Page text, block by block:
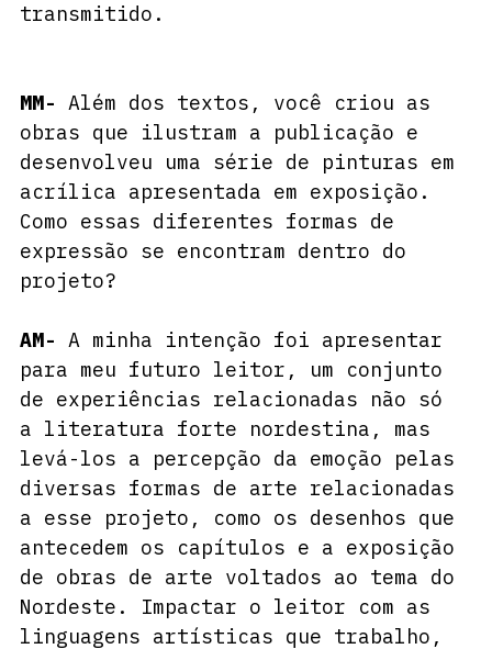
transmitido.
MM- Além dos textos, você criou as
obras que ilustram a publicação e
desenvolveu uma série de pinturas em
acrílica apresentada em exposição.
Como essas diferentes formas de
expressão se encontram dentro do
projeto?
AM- A minha intenção foi apresentar
para meu futuro leitor, um conjunto
de experiências relacionadas não só
a literatura forte nordestina, mas
levá-los a percepção da emoção pelas
diversas formas de arte relacionadas
a esse projeto, como os desenhos que
antecedem os capítulos e a exposição
de obras de arte voltados ao tema do
Nordeste. Impactar o leitor com as
linguagens artísticas que trabalho,